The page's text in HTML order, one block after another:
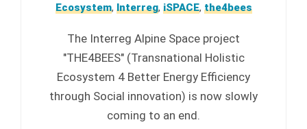
Ecosystem, Interreg, iSPACE, the4bees
The Interreg Alpine Space project
"THE4BEES" (Transnational Holistic
Ecosystem 4 Better Energy Efficiency
through Social innovation) is now slowly
coming to an end.